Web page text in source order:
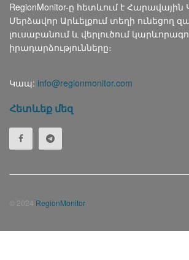
RegionMonitor-ը հետևում է
Մերձավոր Արևելքում տեղի ունեցող
լուսաբանում և վերլուծում
իրադարձությունները։
Կապ: info@regionmonitor.com
Հետևեք մեզ
© 2024 RegionMonitor